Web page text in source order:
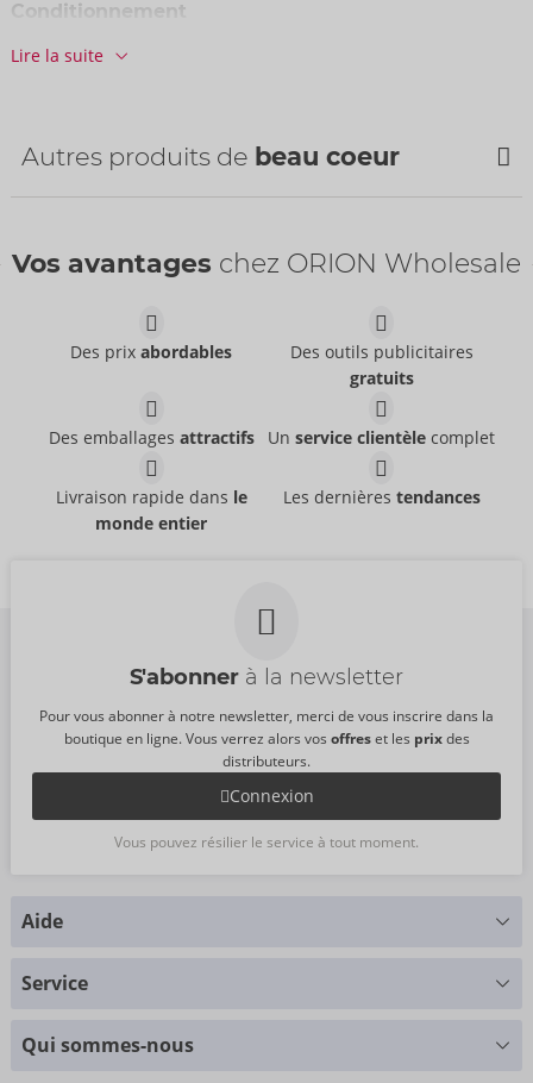
Conditionnement
Hauteur: 6 cm
Informations
UC / carton :
48
N° d'art.: 54067220000
Numéro de tarif douanier: 90191010
Lire la suite
Autres produits de beau coeur
ORIVEN Slide Ring
Rabbit Vibrator
- ORION Brand
ORYVIA Slide Ring
Vibrator
Vos avantages chez ORION Wholesale
Des prixabordables
Des outils publicitaires
gratuits
Des emballages attractifs Unservice clientèle complet
Livraison rapide dans le
monde entier
Les dernières tendances
S'abonner à la newsletter
Pour vous abonner à notre newsletter, merci de vous inscrire dans la
boutique en ligne. Vous verrez alors vos offreset les prixdes
distributeurs.
Connexion
Vous pouvez résilier le service à tout moment.
Aide
+49 (0)461 50 40 308
Service
Tableau des tailles
Qui sommes-nous